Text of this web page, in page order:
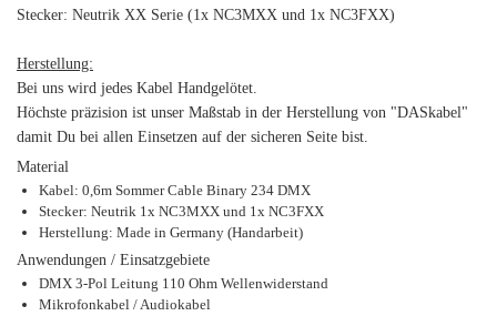
Stecker: Neutrik XX Serie (1x NC3MXX und 1x NC3FXX)
Herstellung:
Bei uns wird jedes Kabel Handgelötet.
Höchste präzision ist unser Maßstab in der Herstellung von "DASkabel"
damit Du bei allen Einsetzen auf der sicheren Seite bist.
Material
Kabel: 0,6m Sommer Cable Binary 234 DMX
Stecker: Neutrik 1x NC3MXX und 1x NC3FXX
Herstellung: Made in Germany (Handarbeit)
Anwendungen / Einsatzgebiete
DMX 3-Pol Leitung 110 Ohm Wellenwiderstand
Mikrofonkabel / Audiokabel